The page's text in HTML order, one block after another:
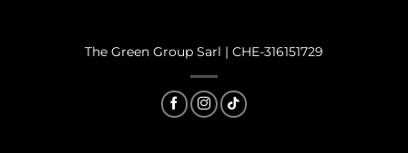
The Green Group Sarl | CHE-316151729